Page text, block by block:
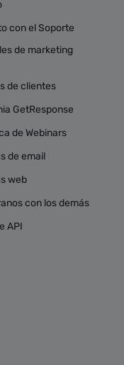
con el Soporte
de marketing
de clientes
GetResponse
de Webinars
de email
web
con los demás
API